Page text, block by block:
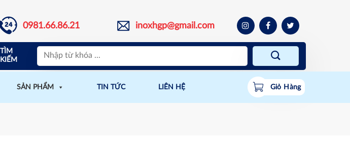
0981.66.86.21 inoxhgp@gmail.com
TÌM
KIẾM
SẢN PHẨM TIN TỨC LIÊN HỆ Giỏ Hàng